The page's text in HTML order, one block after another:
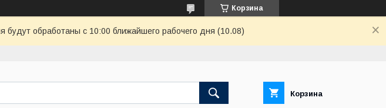
Корзина
будут обработаны с 10:00 ближайшего рабочего дня (10.08)
Корзина